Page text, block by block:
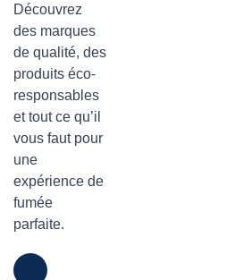
Découvrez
des marques
de qualité, des
produits éco-
responsables
et tout ce qu’il
vous faut pour
une
expérience de
fumée
parfaite.